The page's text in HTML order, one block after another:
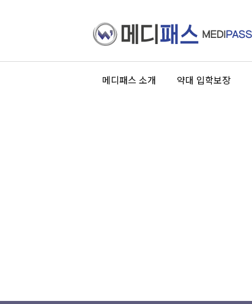
메디패스 소개 약대 입학보장